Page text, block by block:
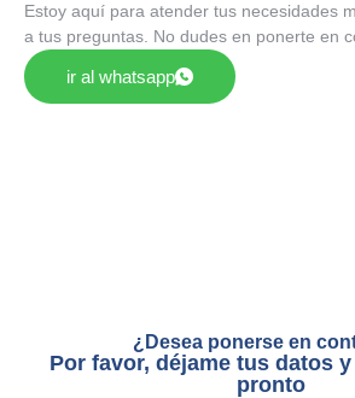
Estoy aquí para atender tus necesidades
a tus preguntas. No dudes en ponerte en
ir al whatsapp
¿Desea ponerse en
Por favor, déjame tus datos
pronto